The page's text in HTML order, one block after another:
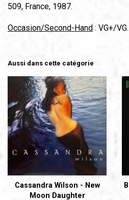
509, France, 1987.
Occasion/Second-Hand : VG+/VG.
Aussi dans cette catégorie
Cassandra Wilson - New
Moon Daughter